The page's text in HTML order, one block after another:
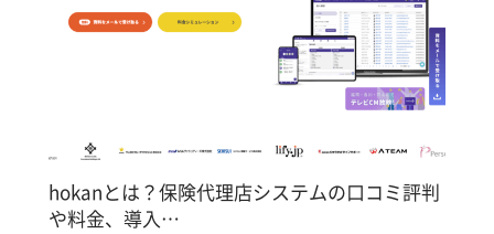
hokanとは？保険代理店システムの口コミ評判
や料金、導入…